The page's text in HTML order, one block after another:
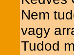
Nem
vagy
Tudod